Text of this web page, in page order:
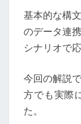
基本的な構
のデータ連
シナリオで
今回の解説
方でも実際
た。